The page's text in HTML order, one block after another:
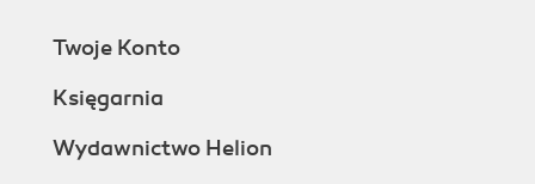
Twoje Konto
Księgarnia
Wydawnictwo Helion